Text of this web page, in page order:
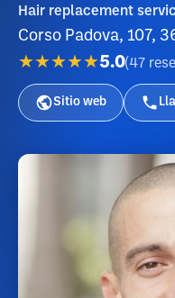
Hair replacement
Corso Padova, 107,
★★★★★5.0(47
Sitio web